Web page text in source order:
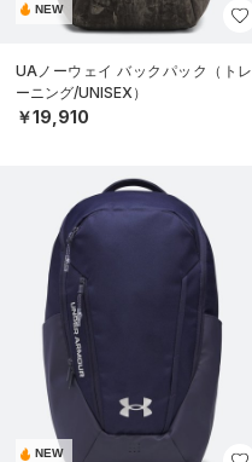
NEW
UAノーウェイ バックパック（トレ
ーニング/UNISEX）
￥19,910
NEW